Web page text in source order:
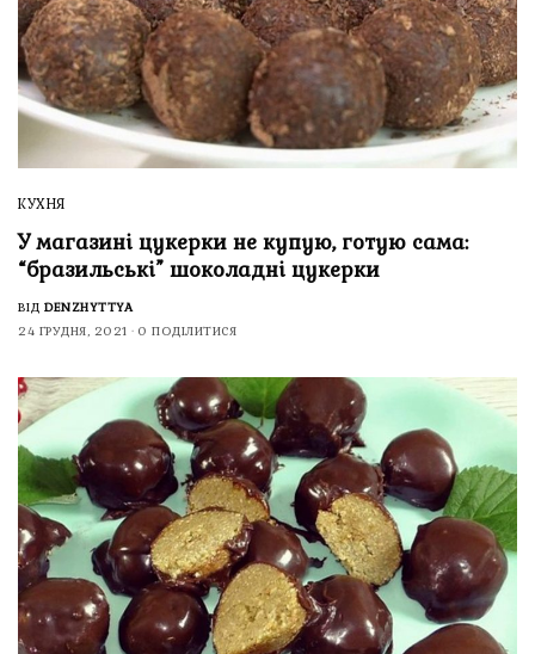
КУХНЯ
У магазині цукерки не купую, готую сама:
“бразильські” шоколадні цукерки
ВІД DENZHYTTYA
24 ГРУДНЯ, 2021
0 ПОДІЛИТИСЯ